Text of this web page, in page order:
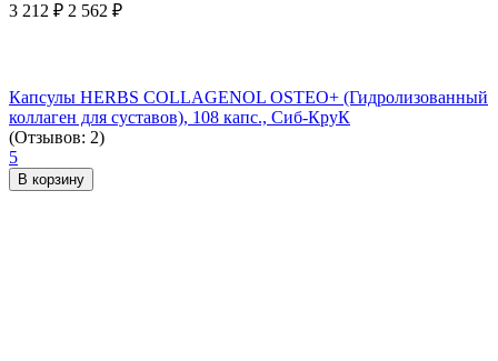
3 212 ₽ 2 562 ₽
Капсулы HERBS COLLAGENOL OSTEO+ (Гидролизованный
коллаген для суставов), 108 капс., Сиб-КруК
(Отзывов: 2)
5
В корзину